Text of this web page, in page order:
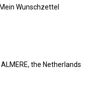
Mein Wunschzettel
the Netherlands